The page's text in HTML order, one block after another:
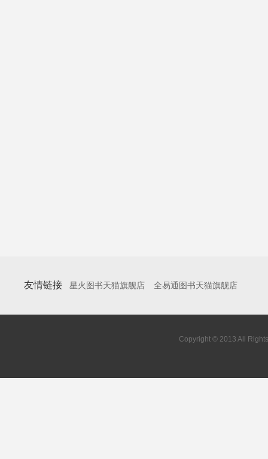
友情链接 星火图书天猫旗舰店 全易通图书天猫旗舰店
Copyright © 2013 All